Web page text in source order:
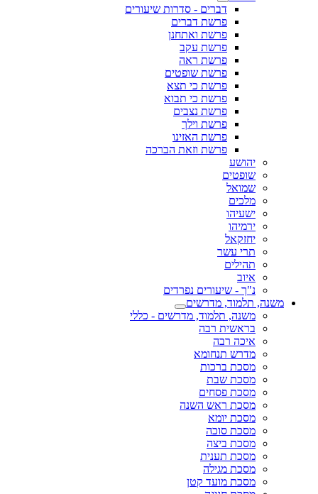
דברים - סדרות שיעורים
פרשת דברים
פרשת ואתחנן
פרשת עקב
פרשת ראה
פרשת שופטים
פרשת כי תצא
פרשת כי תבוא
פרשת נצבים
פרשת וילך
פרשת האזינו
פרשת וזאת הברכה
יהושע
שופטים
שמואל
מלכים
ישעיהו
ירמיהו
יחזקאל
תרי עשר
תהילים
איוב
נ"ך - שיעורים נפרדים
משנה, תלמוד, מדרשים
משנה, תלמוד, מדרשים - כללי
בראשית רבה
איכה רבה
מדרש תנחומא
מסכת ברכות
מסכת שבת
מסכת פסחים
מסכת ראש השנה
מסכת יומא
מסכת סוכה
מסכת ביצה
מסכת תענית
מסכת מגילה
מסכת מועד קטן